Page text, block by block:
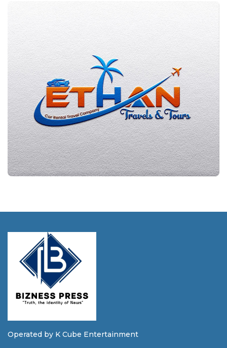
Operated by K Cube Entertainment